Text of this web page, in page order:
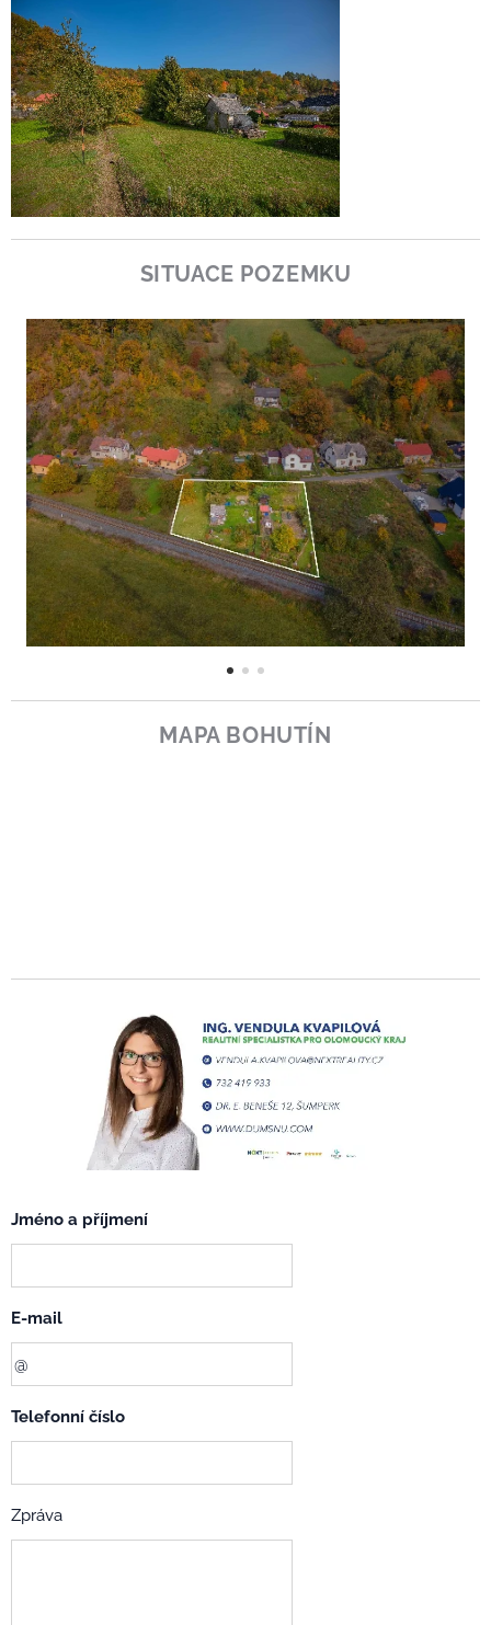
SITUACE POZEMKU
MAPA BOHUTÍN
Jméno a příjmení
E-mail
Telefonní číslo
Zpráva